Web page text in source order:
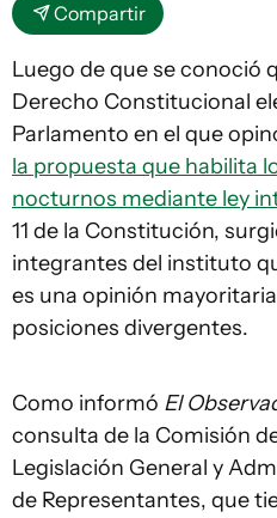
Compartir
Luego de que se conoció
Derecho Constitucional
Parlamento en el que
la propuesta que habilita
nocturnos mediante ley
11 de la Constitución,
integrantes del instituto
es una opinión
posiciones divergentes.
Como informó El
consulta de la Comisión
Legislación General y
de Representantes, que